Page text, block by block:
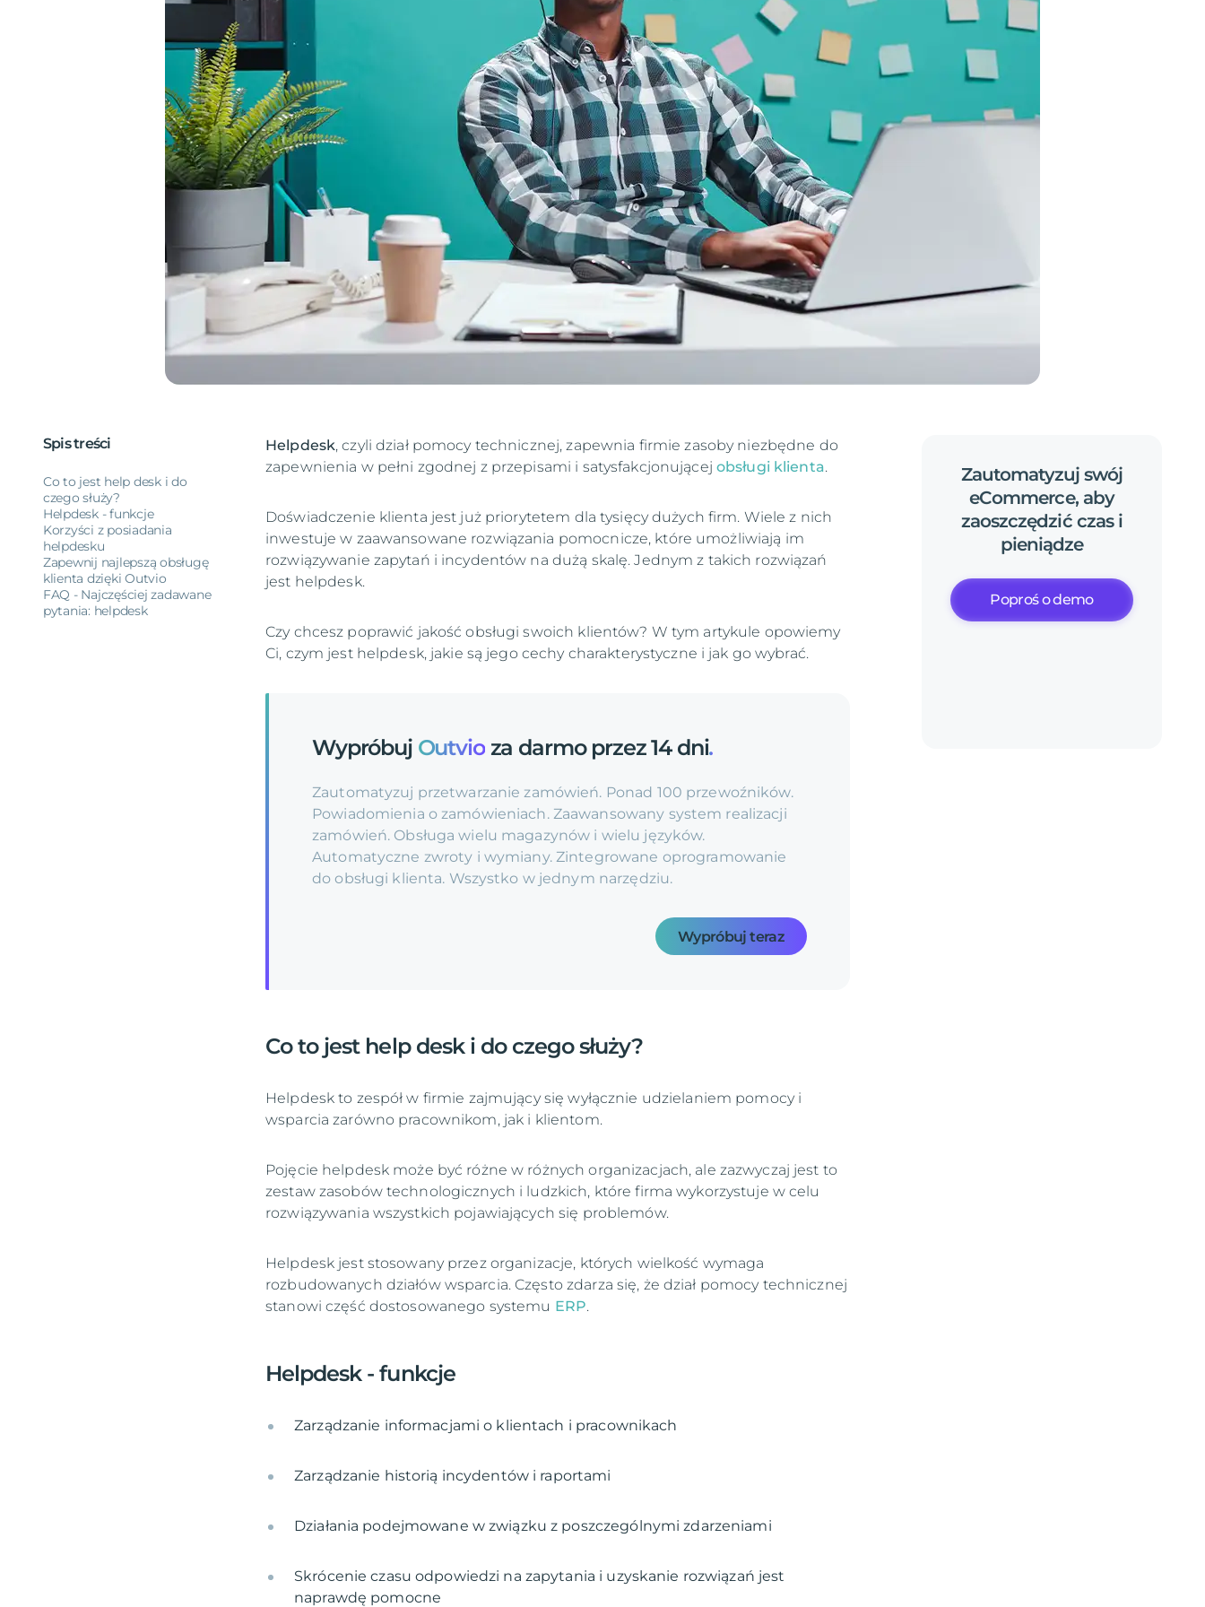
Spis treści
Co to jest help desk i do
czego służy?
Helpdesk - funkcje
Korzyści z posiadania
helpdesku
Zapewnij najlepszą obsługę
klienta dzięki Outvio
FAQ - Najczęściej zadawane
pytania: helpdesk
Helpdesk, czyli dział pomocy technicznej, zapewnia firmie zasoby niezbędne do
zapewnienia w pełni zgodnej z przepisami i satysfakcjonującej obsługi klienta.
Doświadczenie klienta jest już priorytetem dla tysięcy dużych firm. Wiele z nich
inwestuje w zaawansowane rozwiązania pomocnicze, które umożliwiają im
rozwiązywanie zapytań i incydentów na dużą skalę. Jednym z takich rozwiązań
jest helpdesk.
Czy chcesz poprawić jakość obsługi swoich klientów? W tym artykule opowiemy
Ci, czym jest helpdesk, jakie są jego cechy charakterystyczne i jak go wybrać.
Wypróbuj Outvioza darmo przez 14 dni.
Zautomatyzuj przetwarzanie zamówień. Ponad 100 przewoźników.
Powiadomienia o zamówieniach. Zaawansowany system realizacji
zamówień. Obsługa wielu magazynów i wielu języków.
Automatyczne zwroty i wymiany. Zintegrowane oprogramowanie
do obsługi klienta. Wszystko w jednym narzędziu.
Wypróbuj teraz
Co to jest help desk i do czego służy?
Helpdesk to zespół w firmie zajmujący się wyłącznie udzielaniem pomocy i
wsparcia zarówno pracownikom, jak i klientom.
Pojęcie helpdesk może być różne w różnych organizacjach, ale zazwyczaj jest to
zestaw zasobów technologicznych i ludzkich, które firma wykorzystuje w celu
rozwiązywania wszystkich pojawiających się problemów.
Helpdesk jest stosowany przez organizacje, których wielkość wymaga
rozbudowanych działów wsparcia. Często zdarza się, że dział pomocy technicznej
stanowi część dostosowanego systemu ERP.
Helpdesk - funkcje
Zarządzanie informacjami o klientach i pracownikach
Zarządzanie historią incydentów i raportami
Działania podejmowane w związku z poszczególnymi zdarzeniami
Skrócenie czasu odpowiedzi na zapytania i uzyskanie rozwiązań jest
naprawdę pomocne
Zautomatyzuj swój
eCommerce, aby
zaoszczędzić czas i
pieniądze
Poproś o demo